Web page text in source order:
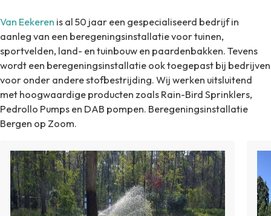
Van Eekeren is al 50 jaar een gespecialiseerd bedrijf in
aanleg van een beregeningsinstallatie voor tuinen,
sportvelden, land- en tuinbouw en paardenbakken. Tevens
wordt een beregeningsinstallatie ook toegepast bij bedrijven
voor onder andere stofbestrijding. Wij werken uitsluitend
met hoogwaardige producten zoals Rain-Bird Sprinklers,
Pedrollo Pumps en DAB pompen. Beregeningsinstallatie
Bergen op Zoom.